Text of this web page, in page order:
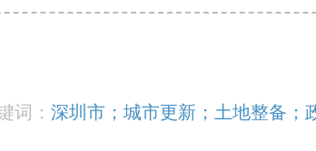
词：深圳市；城市更新；土地整备；